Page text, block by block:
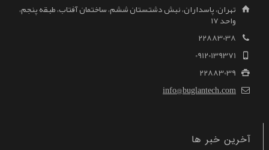
تهران، پاسداران، نبش دشتستان ششم، ساختمان آفتاب، طبقه پنجم،
واحد ۱۷
22883038
09120139371
22883039
info@buglantech.com
آخرین خبر ها